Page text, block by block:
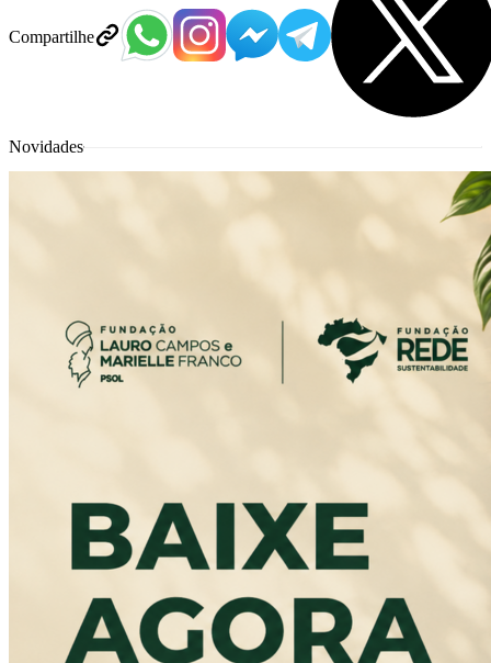
Compartilhe
Novidades